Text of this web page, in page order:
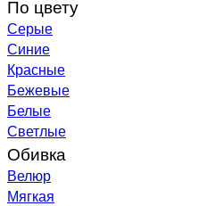
По цвету
Серые
Синие
Красные
Бежевые
Белые
Светлые
Обивка
Велюр
Мягкая